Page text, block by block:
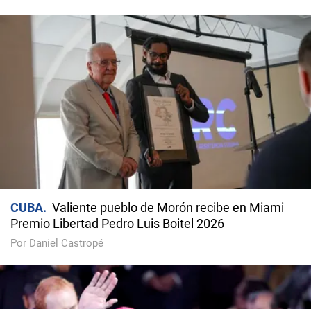
CUBA
Valiente pueblo de Morón recibe en Miami
Premio Libertad Pedro Luis Boitel 2026
Por Daniel Castropé